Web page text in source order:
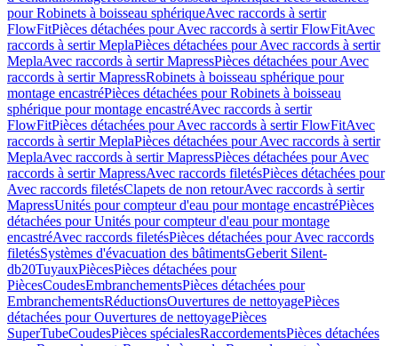
pour Robinets à boisseau sphériqueAvec raccords à sertir
FlowFitPièces détachées pour Avec raccords à sertir FlowFitAvec
raccords à sertir MeplaPièces détachées pour Avec raccords à sertir
MeplaAvec raccords à sertir MapressPièces détachées pour Avec
raccords à sertir MapressRobinets à boisseau sphérique pour
montage encastréPièces détachées pour Robinets à boisseau
sphérique pour montage encastréAvec raccords à sertir
FlowFitPièces détachées pour Avec raccords à sertir FlowFitAvec
raccords à sertir MeplaPièces détachées pour Avec raccords à sertir
MeplaAvec raccords à sertir MapressPièces détachées pour Avec
raccords à sertir MapressAvec raccords filetésPièces détachées pour
Avec raccords filetésClapets de non retourAvec raccords à sertir
MapressUnités pour compteur d'eau pour montage encastréPièces
détachées pour Unités pour compteur d'eau pour montage
encastréAvec raccords filetésPièces détachées pour Avec raccords
filetésSystèmes d'évacuation des bâtimentsGeberit Silent-
db20TuyauxPiècesPièces détachées pour
PiècesCoudesEmbranchementsPièces détachées pour
EmbranchementsRéductionsOuvertures de nettoyagePièces
détachées pour Ouvertures de nettoyagePièces
SuperTubeCoudesPièces spécialesRaccordementsPièces détachées